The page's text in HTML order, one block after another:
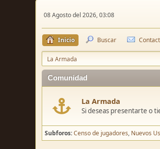
08 Agosto del 2026, 03:08
Inicio Buscar
La Armada
Comunidad
La Armada
Si deseas presentarte o
Subforos Censo de jugadores Nuevos